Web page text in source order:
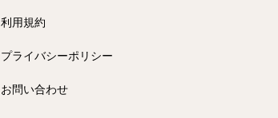
利用規約
プライバシーポリシー
お問い合わせ